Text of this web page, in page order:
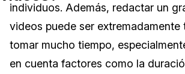
Transcripción y Traducción
El Gobierno
Sector Jurídico
Casos Practicos
Centro de Ayuda
individuos. Además, redactar un
videos puede ser extremadamente
tomar mucho tiempo,
en cuenta factores como la